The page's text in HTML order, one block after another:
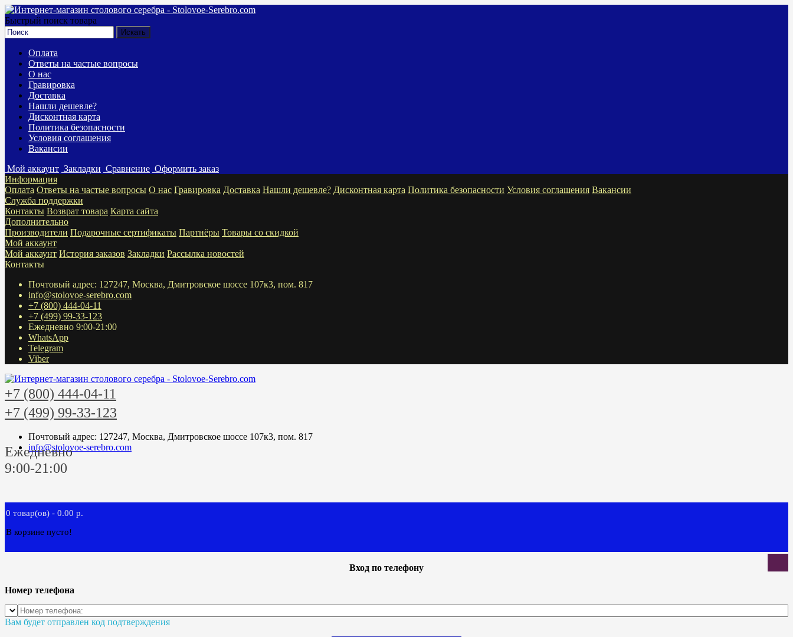
Быстрый поиск товара
Оплата
Ответы на частые вопросы
О нас
Гравировка
Доставка
Нашли дешевле?
Дисконтная карта
Политика безопасности
Условия соглашения
Вакансии
Мой аккаунт Закладки Сравнение Оформить заказ
Информация
Оплата Ответы на частые вопросы О нас Гравировка Доставка Нашли дешевле? Дисконтная карта Политика безопасности Условия соглашения Вакансии
Служба поддержки
Контакты Возврат товара Карта сайта
Дополнительно
Производители Подарочные сертификаты Партнёры Товары со скидкой
Мой аккаунт
Мой аккаунт История заказов Закладки Рассылка новостей
Контакты
Почтовый адрес: 127247, Москва, Дмитровское шоссе 107к3, пом. 817
info@stolovoe-serebro.com
+7 (800) 444-04-11
+7 (499) 99-33-123
Ежедневно 9:00-21:00
WhatsApp
Telegram
Viber
+7 (800) 444-04-11
+7 (499) 99-33-123
Почтовый адрес: 127247, Москва, Дмитровское шоссе 107к3, пом. 817
info@stolovoe-serebro.com
Ежедневно
9:00-21:00
0 товар(ов) - 0.00 р.
В корзине пусто!
Вход по телефону
Номер телефона
Вам будет отправлен код подтверждения